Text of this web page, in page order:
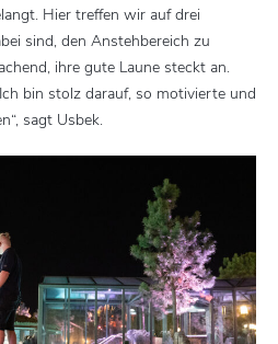
Hier treffen wir auf drei
sind, den Anstehbereich zu
ihre gute Laune steckt an.
bin stolz darauf, so motivierte und
sagt Usbek.